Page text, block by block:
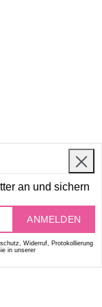
an und sichern
ANMELDEN
Widerruf, Protokollierung
in unserer